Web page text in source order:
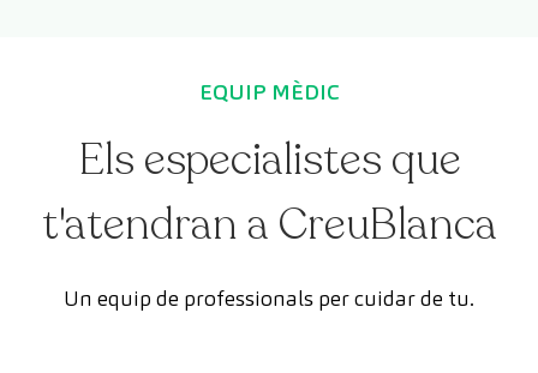
EQUIP MÈDIC
Els especialistes que
t'atendran a CreuBlanca
Un equip de professionals per cuidar de tu.